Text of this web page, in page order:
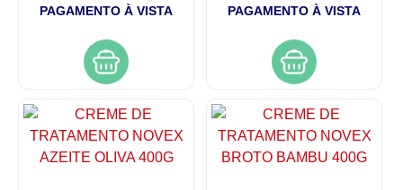
PAGAMENTO À VISTA PAGAMENTO À VISTA